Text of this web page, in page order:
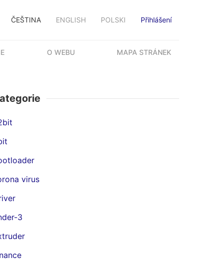
ČEŠTINA ENGLISH POLSKI Přihlášení
O WEBU MAPA STRÁNEK
virus
3